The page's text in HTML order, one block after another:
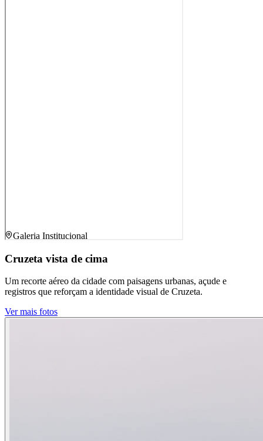
Galeria Institucional
Cruzeta vista de cima
Um recorte aéreo da cidade com paisagens urbanas, açude e
registros que reforçam a identidade visual de Cruzeta.
Ver mais fotos